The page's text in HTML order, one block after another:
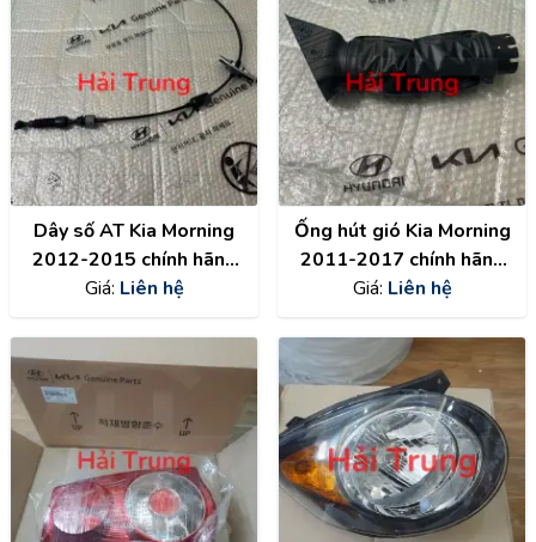
Dây số AT Kia Morning
2012-2015 chính hãng
467901Y000
Giá: Liên hệ
Ống hút gió Kia Morning
2011-2017 chính hãng
282101Y100
Giá: Liên hệ